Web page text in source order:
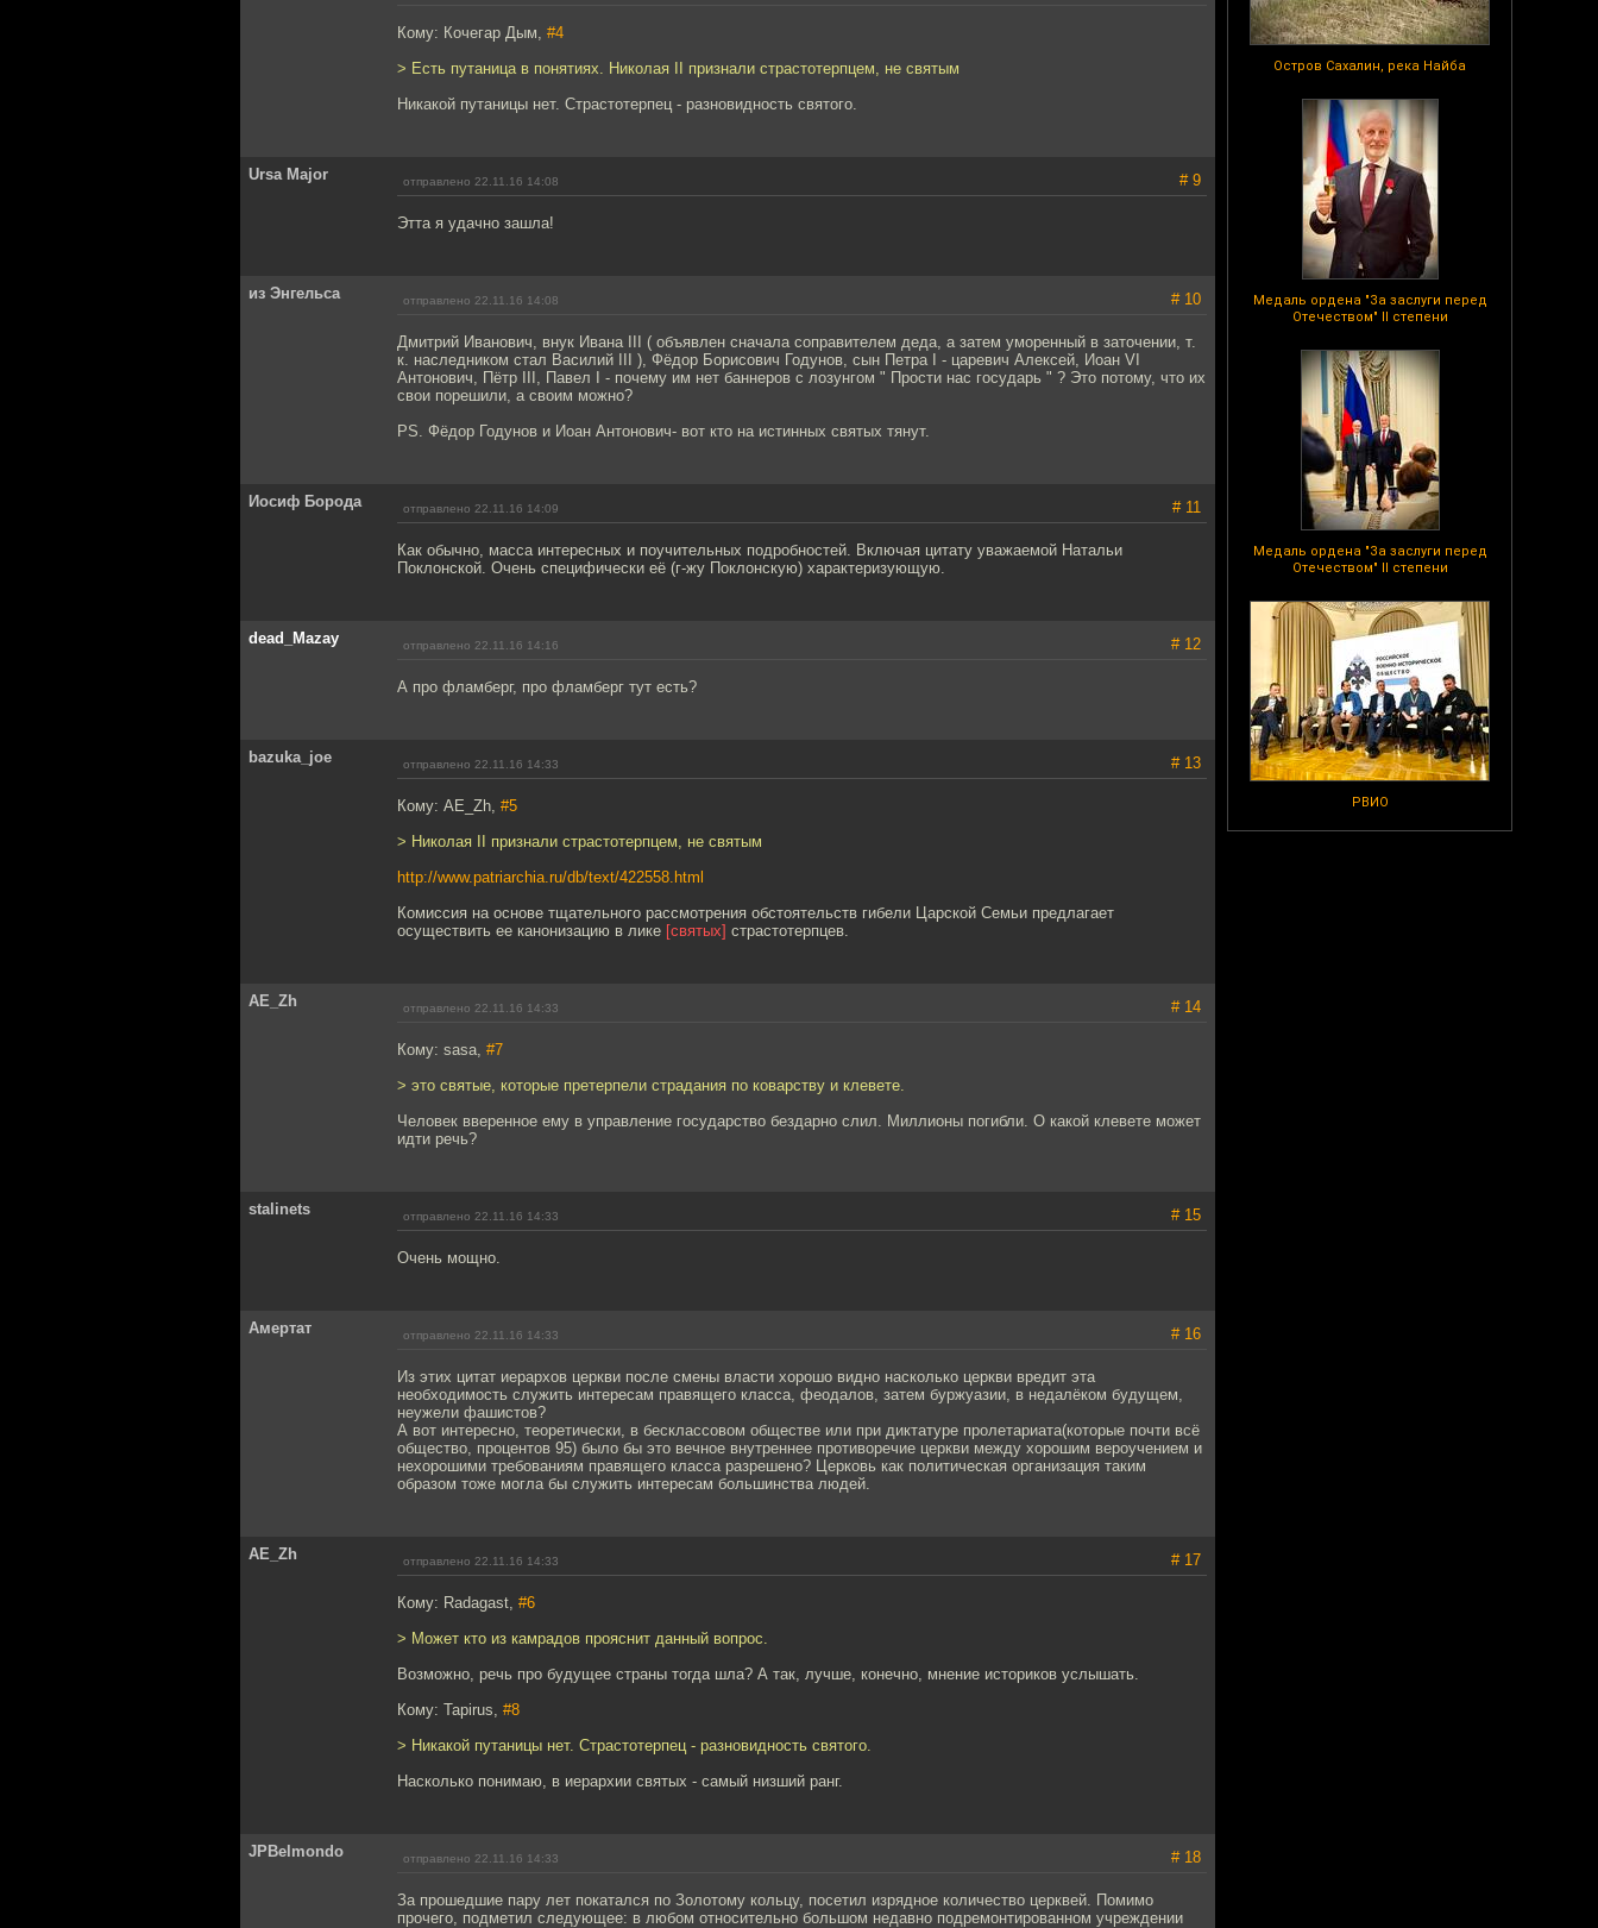
Остров Сахалин, река Найба
Медаль ордена "За заслуги перед
Отечеством" II степени
Медаль ордена "За заслуги перед
Отечеством" II степени
РВИО
Кому: Кочегар Дым, #4
> Есть путаница в понятиях. Николая II признали страстотерпцем, не святым
Никакой путаницы нет. Страстотерпец - разновидность святого.
Ursa Major отправлено 22.11.16 14:08 # 9
Этта я удачно зашла!
из Энгельса отправлено 22.11.16 14:08 # 10
Дмитрий Иванович, внук Ивана III ( объявлен сначала соправителем деда, а затем уморенный в заточении, т.
к. наследником стал Василий III ), Фёдор Борисович Годунов, сын Петра I - царевич Алексей, Иоан VI
Антонович, Пётр III, Павел I - почему им нет баннеров с лозунгом " Прости нас государь " ? Это потому, что их
свои порешили, а своим можно?
PS. Фёдор Годунов и Иоан Антонович- вот кто на истинных святых тянут.
Иосиф Борода отправлено 22.11.16 14:09 # 11
Как обычно, масса интересных и поучительных подробностей. Включая цитату уважаемой Натальи
Поклонской. Очень специфически её (г-жу Поклонскую) характеризующую.
dead_Mazay отправлено 22.11.16 14:16 # 12
А про фламберг, про фламберг тут есть?
bazuka_joe отправлено 22.11.16 14:33 # 13
Кому: AE_Zh, #5
> Николая II признали страстотерпцем, не святым
http://www.patriarchia.ru/db/text/422558.html
Комиссия на основе тщательного рассмотрения обстоятельств гибели Царской Семьи предлагает
осуществить ее канонизацию в лике [святых] страстотерпцев.
AE_Zh отправлено 22.11.16 14:33 # 14
Кому: sasa, #7
> это святые, которые претерпели страдания по коварству и клевете.
Человек вверенное ему в управление государство бездарно слил. Миллионы погибли. О какой клевете может
идти речь?
stalinets отправлено 22.11.16 14:33 # 15
Очень мощно.
Амертат отправлено 22.11.16 14:33 # 16
Из этих цитат иерархов церкви после смены власти хорошо видно насколько церкви вредит эта
необходимость служить интересам правящего класса, феодалов, затем буржуазии, в недалёком будущем,
неужели фашистов?
А вот интересно, теоретически, в бесклассовом обществе или при диктатуре пролетариата(которые почти всё
общество, процентов 95) было бы это вечное внутреннее противоречие церкви между хорошим вероучением и
нехорошими требованиям правящего класса разрешено? Церковь как политическая организация таким
образом тоже могла бы служить интересам большинства людей.
AE_Zh отправлено 22.11.16 14:33 # 17
Кому: Radagast, #6
> Может кто из камрадов прояснит данный вопрос.
Возможно, речь про будущее страны тогда шла? А так, лучше, конечно, мнение историков услышать.
Кому: Tapirus, #8
> Никакой путаницы нет. Страстотерпец - разновидность святого.
Насколько понимаю, в иерархии святых - самый низший ранг.
JPBelmondo отправлено 22.11.16 14:33 # 18
За прошедшие пару лет покатался по Золотому кольцу, посетил изрядное количество церквей. Помимо
прочего, подметил следующее: в любом относительно большом недавно подремонтированном учреждении